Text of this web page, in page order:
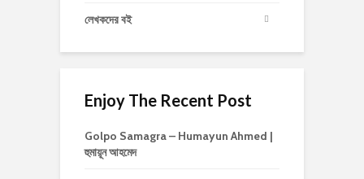
লেখকদের বই
Enjoy The Recent Post
Golpo Samagra – Humayun Ahmed |
হুমায়ূন আহমেদ